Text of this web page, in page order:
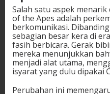
Salah satu aspek
of the Apes adalah
berkomunikasi.
sebagian besar kera di
fasih berbicara. Gerak
mereka menunjukkan
menjadi alat utama,
isyarat yang dulu dipakai
Perubahan ini